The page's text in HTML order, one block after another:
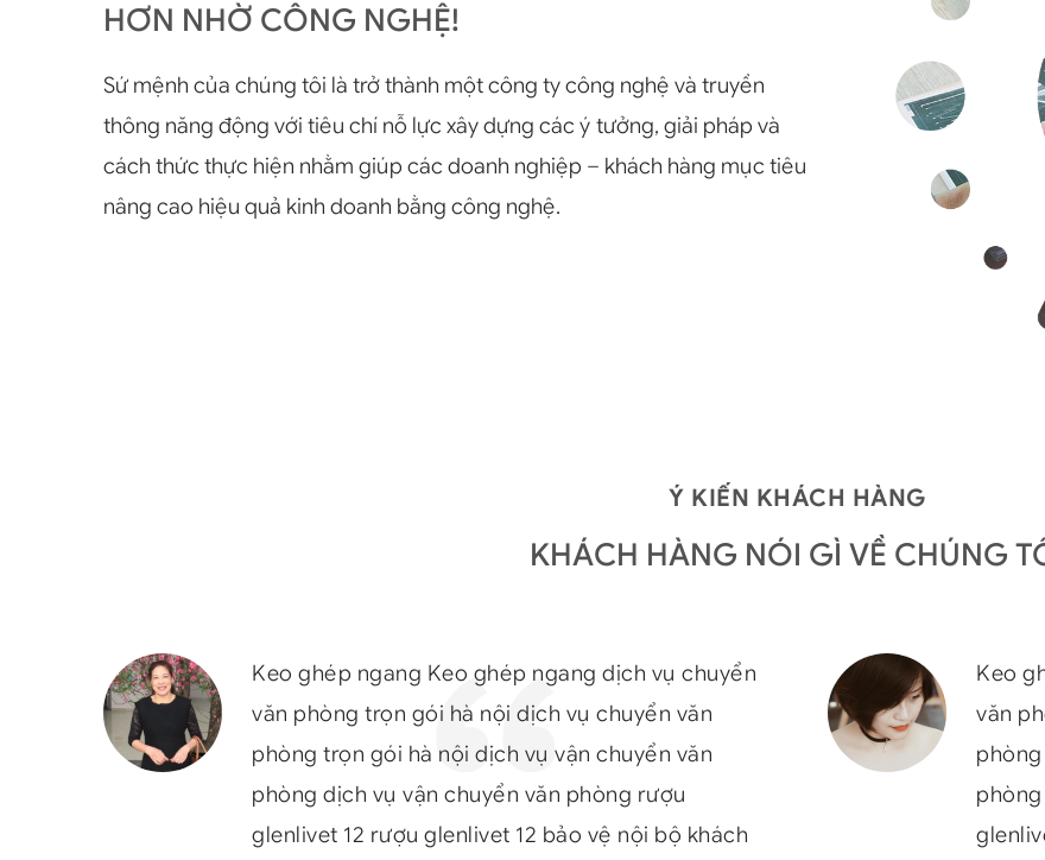
HƠN NHỜ CÔNG NGHỆ!
Sứ mệnh của chúng tôi là trở thành một công ty công nghệ và truyền
thông năng động với tiêu chí nỗ lực xây dựng các ý tưởng, giải pháp và
cách thức thực hiện nhằm giúp các doanh nghiệp – khách hàng mục tiêu
nâng cao hiệu quả kinh doanh bằng công nghệ.
Ý KIẾN KHÁCH HÀNG
KHÁCH HÀNG NÓI GÌ VỀ CHÚNG
Keo ghép ngang Keo ghép ngang dịch vụ chuyển
văn phòng trọn gói hà nội dịch vụ chuyển văn
phòng trọn gói hà nội dịch vụ vận chuyển văn
phòng dịch vụ vận chuyển văn phòng rượu
glenlivet 12 rượu glenlivet 12 bảo vệ nội bộ khách
Keo
văn